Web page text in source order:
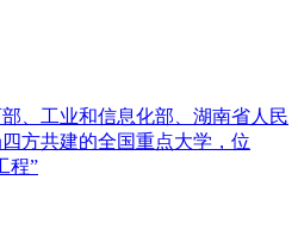
、工业和信息化部、湖南省人民
方共建的全国重点大学，位
程”